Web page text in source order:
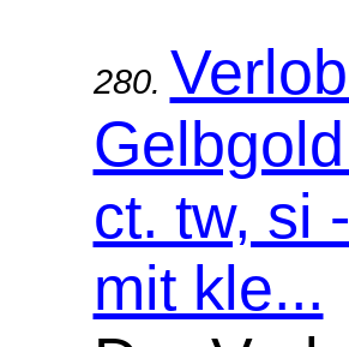
280.
ct. tw, si
mit kle...